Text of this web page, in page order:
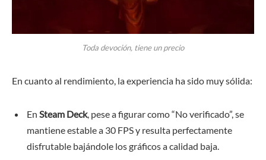
Toda devoción, tiene un precio
En cuanto al rendimiento, la experiencia ha sido muy sólida:
En Steam Deck, pese a figurar como “No verificado”, se
mantiene estable a 30 FPS y resulta perfectamente
disfrutable bajándole los gráficos a calidad baja.